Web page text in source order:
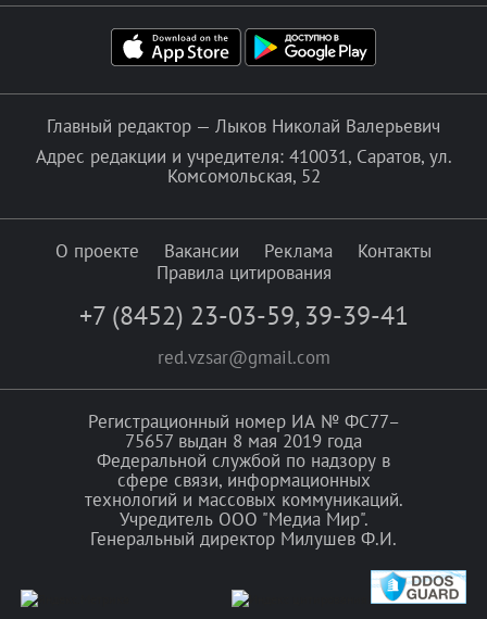
Главный редактор — Лыков Николай Валерьевич
Адрес редакции и учредителя: 410031, Саратов, ул.
Комсомольская, 52
О проекте Вакансии Реклама
Контакты
Правила цитирования
+7 (8452) 23-03-59, 39-39-41
red.vzsar@gmail.com
Регистрационный номер ИА № ФС77–
75657 выдан 8 мая 2019 года
Федеральной службой по надзору в
сфере связи, информационных
технологий и массовых коммуникаций.
Учредитель ООО "Медиа Мир".
Генеральный директор Милушев Ф.И.